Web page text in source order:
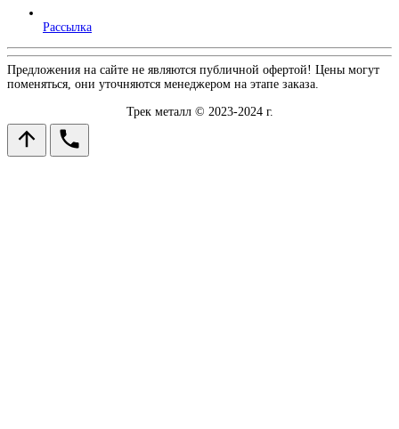
Рассылка
Предложения на сайте не являются публичной офертой! Цены могут
поменяться, они уточняются менеджером на этапе заказа.
Трек металл © 2023-2024 г.